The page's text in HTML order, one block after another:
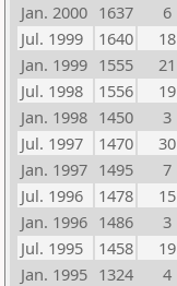
Jan. 2000 1637 6
Jul. 1999
1640 18
Jan. 1999 1555 21
Jul. 1998
1556 19
Jan. 1998 1450 3
Jul. 1997
1470 30
Jan. 1997 1495 7
Jul. 1996
1478 15
Jan. 1996 1486 3
Jul. 1995
1458 19
Jan. 1995 1324 4